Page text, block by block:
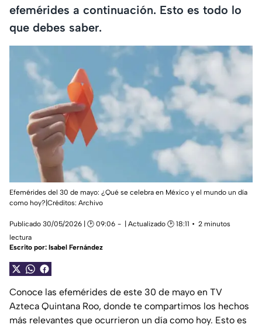
efemérides a continuación. Esto es todo lo
que debes saber.
Efemérides del 30 de mayo: ¿Qué se celebra en México y el mundo un día
como hoy?|Créditos: Archivo
Publicado 30/05/2026 | 🕑 09:06 | Actualizado 🕑 18:11
2 minutos
lectura
Escrito por: Isabel Fernández
Conoce las efemérides de este 30 de mayo en TV
Azteca Quintana Roo, donde te compartimos los hechos
más relevantes que ocurrieron un día como hoy. Esto es